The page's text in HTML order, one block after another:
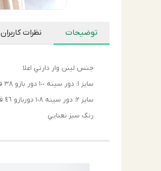
توضیحات نظرات کاربران
جنس لينن وار دارتي اعلا
سايز ١: دور سينه ١٠٠ دور بازو ٣٨ قد ٥٧
سايز ٢: دور سينه ١٠٨ دوربازو ٤٦ قد ٦٥
رنگ سبز نعنايي